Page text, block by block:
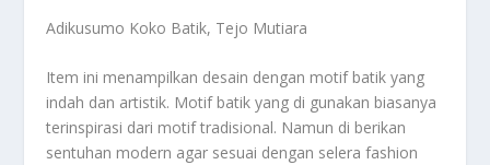
Adikusumo Koko Batik, Tejo Mutiara
Item ini menampilkan desain dengan motif batik yang
indah dan artistik. Motif batik yang di gunakan biasanya
terinspirasi dari motif tradisional. Namun di berikan
sentuhan modern agar sesuai dengan selera fashion